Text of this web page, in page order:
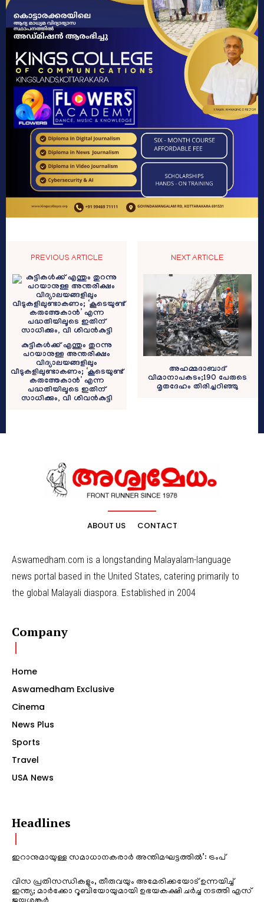
PREVIOUS ARTICLE
കുട്ടികൾക്ക് എന്തും തുറന്നു
പറയാനുള്ള അന്തരീക്ഷം
വിദ്യാലയങ്ങളിലും
വീടുകളിലുണ്ടാകണം; ‘കൂടെയുണ്ട്
കരുത്തേകാൻ’ എന്ന
പദ്ധതിയിലൂടെ ഇതിന്
സാധിക്കും, വി ശിവൻകുട്ടി
NEXT ARTICLE
അഹമ്മദാബാദ്
വിമാനാപകടം;190 പേരുടെ
മൃതദേഹം തിരിച്ചറിഞ്ഞു
ABOUT US CONTACT
Aswamedham.com is a longstanding Malayalam-language
news portal based in the United States, catering primarily to
the global Malayali diaspora. Established in 2004
Company
Home
Aswamedham Exclusive
Cinema
News Plus
Sports
Travel
USA News
Headlines
ഇറാനുമായുള്ള സമാധാനകരാർ അന്തിമഘട്ടത്തിൽ‌’: ട്രംപ്
വിസ പ്രതിസന്ധികളും, തീരുവയും അമേരിക്കയോട് ഉന്നയിച്ച്
ഇന്ത്യ; മാർക്കോ റൂബിയോയുമായി ഉഭയകക്ഷി ചർച്ച നടത്തി എസ്